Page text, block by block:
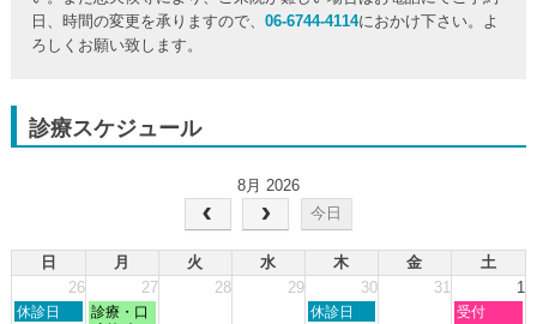
日、時間の変更を承りますので、06-6744-4114におかけ下さい。よ
ろしくお願い致します。
診療スケジュール
8月 2026
今日
日 月 火 水 木 金
土
26
27 28 29 30 31 1
日
休診日
月
診療・口
木
休診日
土
受付